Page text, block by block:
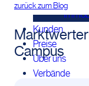
Kunden
Preise
Über uns
Verbände
zurück zum Blog
Campus